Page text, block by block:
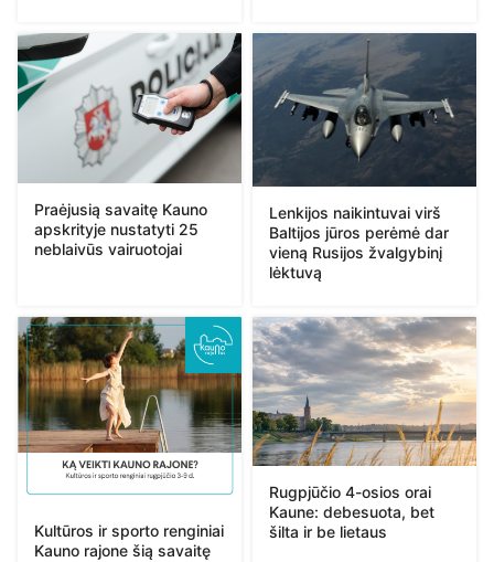
Praėjusią savaitę Kauno
apskrityje nustatyti 25
neblaivūs vairuotojai
Lenkijos naikintuvai virš
Baltijos jūros perėmė dar
vieną Rusijos žvalgybinį
lėktuvą
Kultūros ir sporto renginiai
Kauno rajone šią savaitę
Rugpjūčio 4-osios orai
Kaune: debesuota, bet
šilta ir be lietaus